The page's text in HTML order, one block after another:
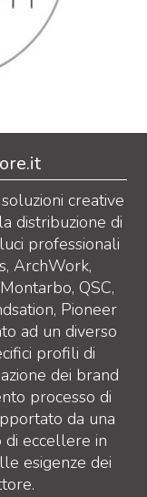
creative
distribuzione di
professionali
ArchWork,
QSC,
Pioneer
ad un diverso
profili di
dei brand
processo di
da una
di eccellere in
esigenze dei